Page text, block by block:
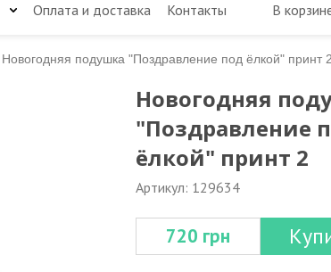
Оплата и доставка Контакты В
Новогодняя подушка "Поздравление под ёлкой" принт 2
Новогодняя
"Поздравление
ёлкой" принт 2
Артикул: 129634
720 грн